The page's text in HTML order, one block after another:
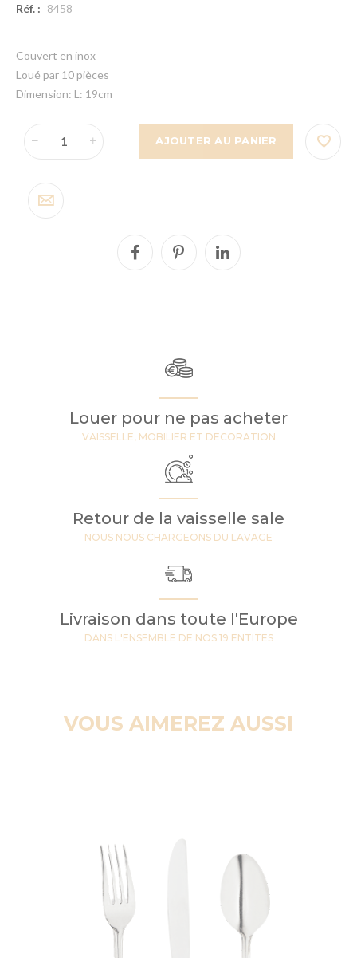
Réf. : 8458
Couvert en inox
Loué par 10 pièces
Dimension: L: 19cm
AJOUTER AU PANIER
Louer pour ne pas acheter
VAISSELLE, MOBILIER ET DECORATION
Retour de la vaisselle sale
NOUS NOUS CHARGEONS DU LAVAGE
Livraison dans toute l'Europe
DANS L'ENSEMBLE DE NOS 19 ENTITES
VOUS AIMEREZ AUSSI